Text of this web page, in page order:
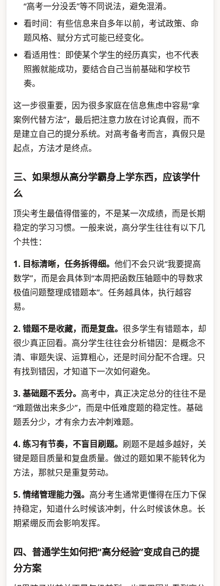
“高考一分没丢”等不同说法，避免混淆。
看时间：有些信息来自多年以前，考试政策、命
题风格、赋分方式可能已经变化。
看适用性：即使某个学生的经历真实，也不代表
照搬就能成功，要结合自己当前基础和学校节
奏。
这一步很重要，因为很多家庭在信息焦虑中容易“拿
案例代替方法”，最后把注意力放在讨论真假，而不
是建立自己的提分系统。对高考备考而言，真假只是
起点，方法才是终点。
三、如果想从高分学霸身上学东西，应该学什
么
顶尖考生最值得借鉴的，不是某一次成绩，而是长期
稳定的学习习惯。一般来说，高分学生往往有以下几
个共性：
1. 目标清晰，任务拆得细。 他们不会只说“我要提高
数学”，而是会具体到“本周把函数压轴题中的导数求
极值问题整理成错题本”。任务越具体，执行越容
易。
2. 错题不是收藏，而是复盘。 很多学生有错题本，却
很少真正回看。高分学生往往会分析错因：是概念不
清、审题失误、运算粗心，还是时间分配不合理。只
有找到错因，才知道下一次如何避免。
3. 基础题不丢分。 高考中，真正决定总分的往往不是
“难题做出来多少”，而是中低难度题的稳定性。基础
题丢分少，才有余力去冲刺难题。
4. 练习有节奏，不盲目刷题。 刷题不是越多越好，关
键是题目质量和复盘质量。做过的题如果不能转化为
方法，那就只是重复劳动。
5. 情绪管理能力强。 高分考生通常更懂得在压力下保
持稳定，知道什么时候该冲刺，什么时候该休息。长
期紧绷反而会影响发挥。
四、普通学生如何把“高分经验”变成自己的提
分方案